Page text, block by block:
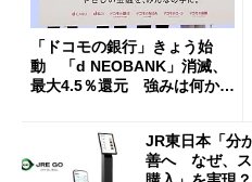
「ドコモの銀行」きょう始
動 「d NEOBANK」消滅、
最大4.5％還元 強みは何か解
JR東日本「分
善へ なぜ、ス